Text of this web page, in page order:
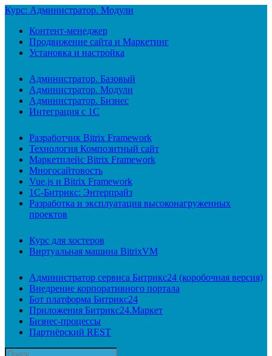
Курс: Администратор. Модули
Контент-менеджер
Продвижение сайта и Маркетинг
Установка и настройка
Администратор. Базовый
Администратор. Модули
Администратор. Бизнес
Интеграция с 1С
Разработчик Bitrix Framework
Технология Композитный сайт
Маркетплейс Bitrix Framework
Многосайтовость
Vue.js и Bitrix Framework
1С-Битрикс: Энтерпрайз
Разработка и эксплуатация высоконагруженных
проектов
Курс для хостеров
Виртуальная машина BitrixVM
Администратор сервиса Битрикс24 (коробочная версия)
Внедрение корпоративного портала
Бот платформа Битрикс24
Приложения Битрикс24.Маркет
Бизнес-процессы
Партнёрский REST